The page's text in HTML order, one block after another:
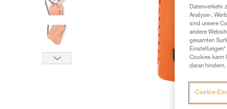
Datenverkehr
Analyse-,
sind unsere
andere
gesamten
Cookies kann
daran hindern,
Cookie-